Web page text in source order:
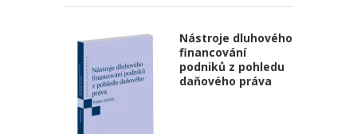
Nástroje dluhového
financování
podniků z pohledu
daňového práva